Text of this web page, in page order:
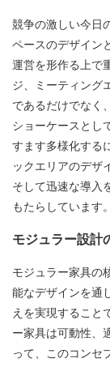
競争の激しい今日
ペースのデザイン
運営を形作る上で
ジ、ミーティング
であるだけでなく
ショーケースとし
すます多様化する
ックエリアのデザ
そして迅速な導入
もたらしています。
モジュラー設計
モジュラー家具の
能なデザインを通
えを実現すること
ー家具は可動性、
って、このコンセ